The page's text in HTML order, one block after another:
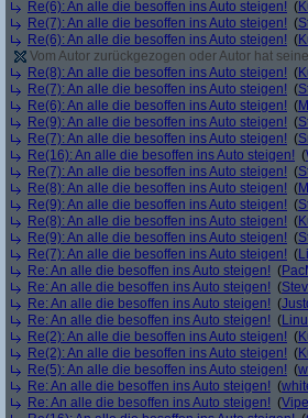
Re(6): An alle die besoffen ins Auto steigen! (
Re(7): An alle die besoffen ins Auto steigen! (
Re(6): An alle die besoffen ins Auto steigen! (
Vom Autor zurückgezogen oder Autor hat
Re(8): An alle die besoffen ins Auto steigen! (
Re(7): An alle die besoffen ins Auto steigen! (
Re(6): An alle die besoffen ins Auto steigen! (
Re(9): An alle die besoffen ins Auto steigen! (
Re(7): An alle die besoffen ins Auto steigen! (
Re(16): An alle die besoffen ins Auto steigen! (
Re(7): An alle die besoffen ins Auto steigen! (
Re(8): An alle die besoffen ins Auto steigen! (
Re(9): An alle die besoffen ins Auto steigen! (
Re(8): An alle die besoffen ins Auto steigen! (
Re(9): An alle die besoffen ins Auto steigen! (
Re(7): An alle die besoffen ins Auto steigen! (
Re: An alle die besoffen ins Auto steigen! (
Re: An alle die besoffen ins Auto steigen! (
Re: An alle die besoffen ins Auto steigen! (
Re: An alle die besoffen ins Auto steigen! (
Re(2): An alle die besoffen ins Auto steigen! (
Re(2): An alle die besoffen ins Auto steigen! (
Re(5): An alle die besoffen ins Auto steigen! (
Re: An alle die besoffen ins Auto steigen! (
Re: An alle die besoffen ins Auto steigen! (